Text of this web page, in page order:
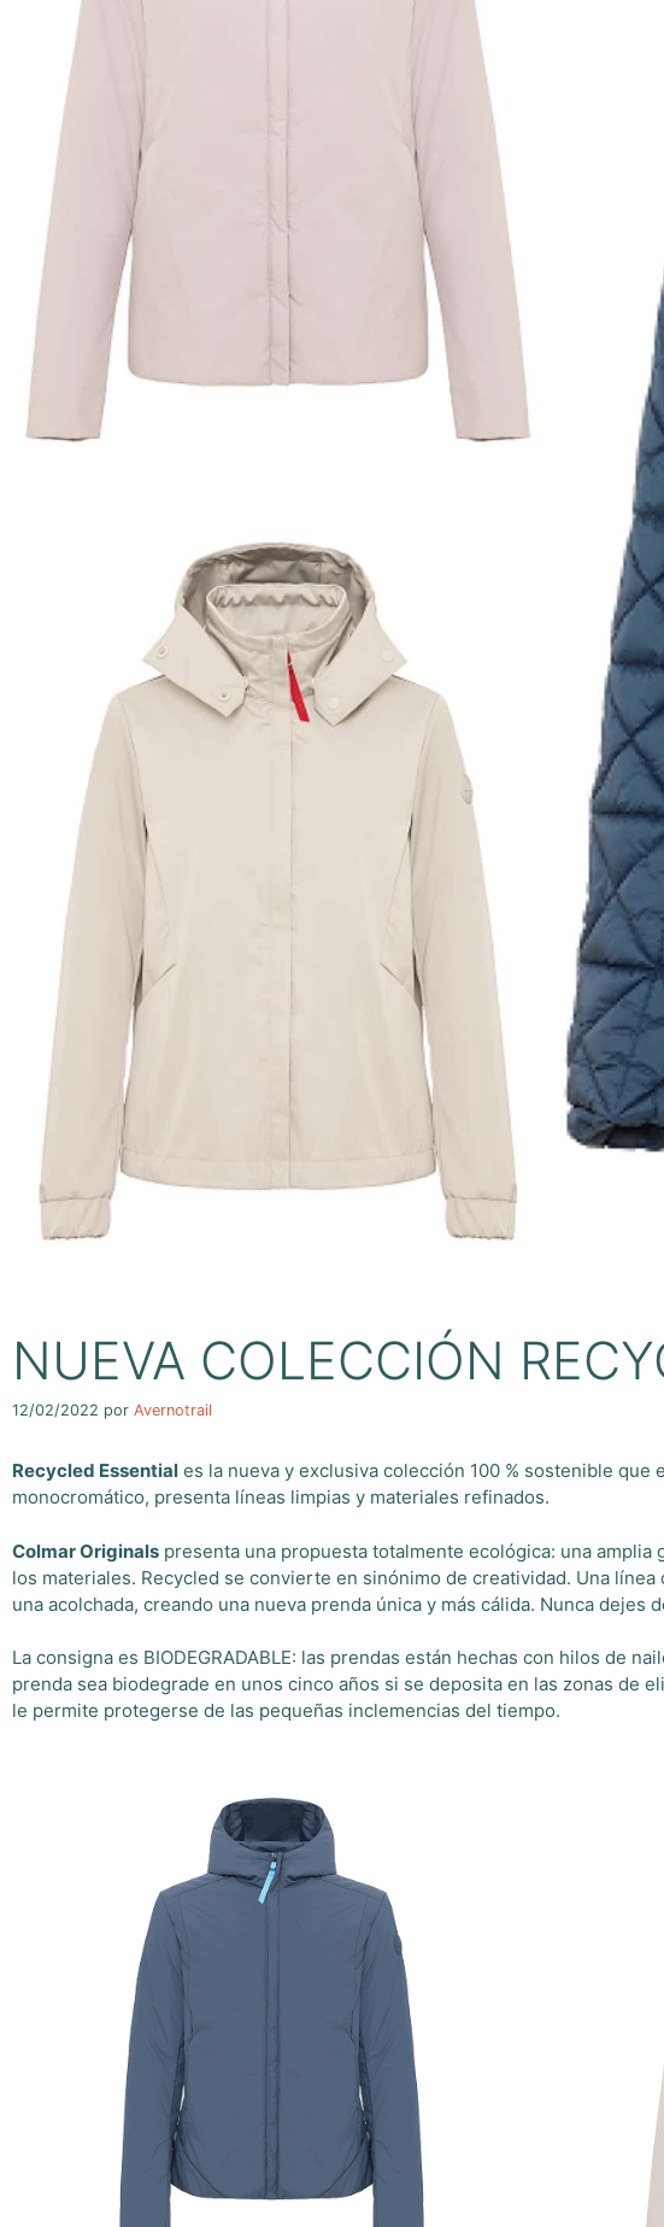
NUEVA COLECCIÓN
12/02/2022 por Avernotrail
Recycled Essential es la nueva y exclusiva colección 100 % sostenible
monocromático, presenta líneas limpias y materiales refinados.
Colmar Originals presenta una propuesta totalmente ecológica: una amplia
los materiales. Recycled se convierte en sinónimo de creatividad. Una
una acolchada, creando una nueva prenda única y más cálida. Nunca dejes
La consigna es BIODEGRADABLE: las prendas están hechas con hilos de
prenda sea biodegrade en unos cinco años si se deposita en las zonas de
le permite protegerse de las pequeñas inclemencias del tiempo.